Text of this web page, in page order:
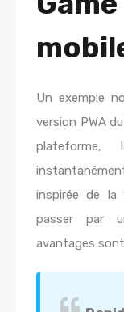
Un exemple
version PWA
plateforme,
inspirée de la
passer par
avantages